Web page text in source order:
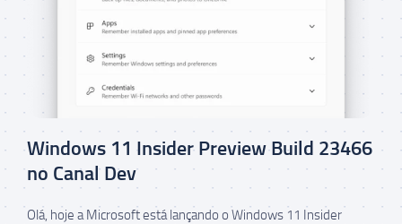
Windows 11 Insider Preview Build 23466
no Canal Dev
Olá, hoje a Microsoft está lançando o Windows 11 Insider